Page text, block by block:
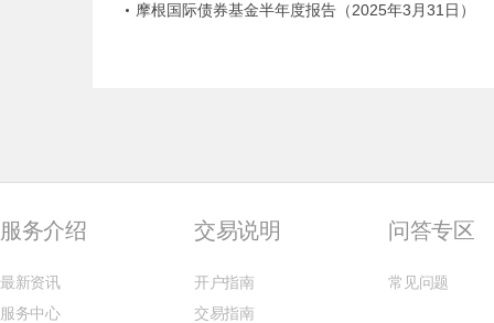
摩根国际债券基金半年度报告（2025年3月31日）
服务介绍
最新资讯
服务中心
交易说明
开户指南
交易指南
问答专区
常见问题